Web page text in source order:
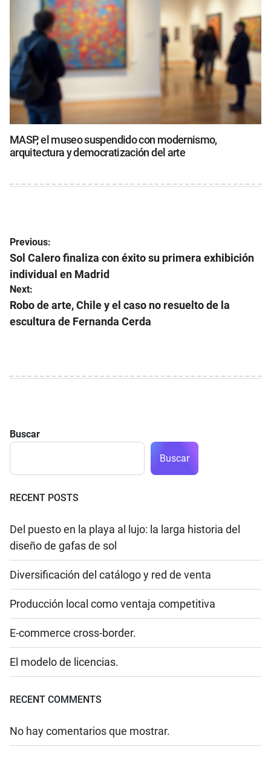
MASP, el museo suspendido con modernismo,
arquitectura y democratización del arte
Navegación
de
entradas
Previous:
Sol Calero finaliza con éxito su primera exhibición
individual en Madrid
Next:
Robo de arte, Chile y el caso no resuelto de la
escultura de Fernanda Cerda
Buscar
Buscar
RECENT POSTS
Del puesto en la playa al lujo: la larga historia del
diseño de gafas de sol
Diversificación del catálogo y red de venta
Producción local como ventaja competitiva
E-commerce cross-border.
El modelo de licencias.
RECENT COMMENTS
No hay comentarios que mostrar.